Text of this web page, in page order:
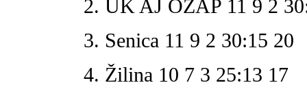
2. UK AJ OZAP 11 9 2
3. Senica 11 9 2 30:15 20
4. Žilina 10 7 3 25:13 17